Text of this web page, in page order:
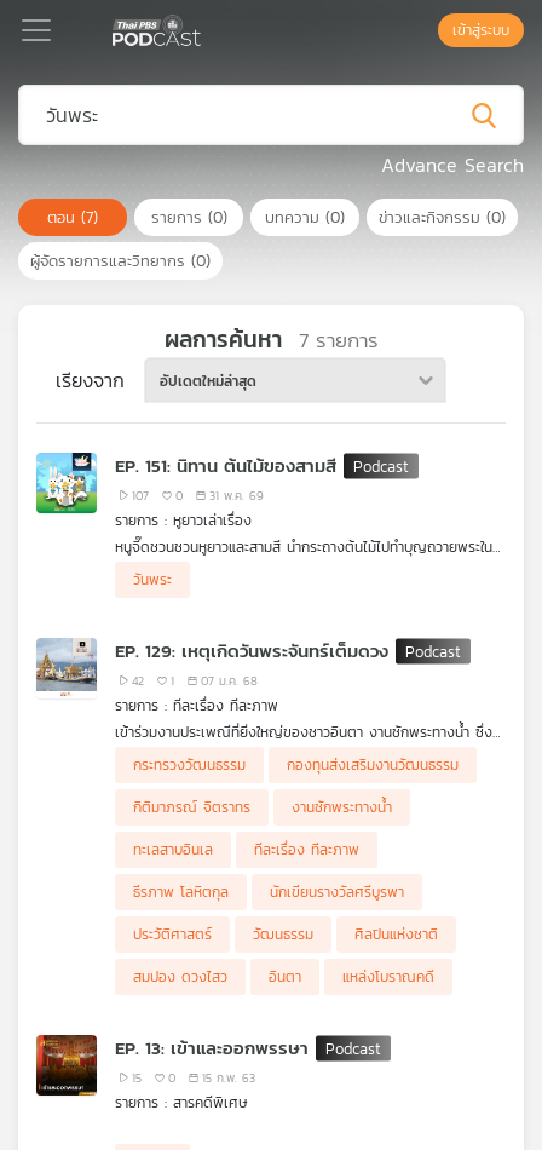
Podcast
เพล
ย์
ลิ
เพล
สต์
เพลง
เข้าสู่ระบบ
Advance Search
ตอน (7) รายการ (0) บทความ (0) ข่าวและกิจกรรม (0)
ผู้จัดรายการและวิทยากร (0)
ผลการค้นหา 7 รายการ
เรียงจาก อัปเดตใหม่ล่าสุด
EP. 151: นิทาน ต้นไม้ของสามสี
107 0 31 พ.ค. 69
รายการ : หูยาวเล่าเรื่อง
หนูจี๊ดชวนชวนหูยาวและสามสี นำกระถางต้นไม้ไปทำบุญถวายพระใน
วันพระ ระหว่างทางสามสีเผลอทำกระถางต้นไม้ตกแตก เขาเสียใจมาก
ครูตาโตเห็นเหตุการณ์ จึงนำแก้วพลาสติกใบใหญ่มาใส่ต้นไม้ของสาม
คนจึงมีต้นไม้ไปทำบุญร่วมกันอย่างมีความสุข และครูตาโตบอกว่า การ
ทำบุญที่ดีที่สุด ไม่ใช่แค่การถวายสิ่งของเท่านั้น แต่คือการรักษาจิตใจ
ให้บริสุทธิ์ มีเมตตา ก็ถือเป็นการทำบุญที่แท้จริง
วันพระ
EP. 129: เหตุเกิดวันพระจันทร์เต็มดวง
42 1 07 ม.ค. 68
รายการ : ทีละเรื่อง ทีละภาพ
เข้าร่วมงานประเพณีที่ยิ่งใหญ่ของชาวอินตา งานชักพระทางน้ำ ซึ่ง
เป็นการแห่พระบัวเข็มหรือพระผ่องต่ออู รอบทะเลสาบอินเล ในวันพระ
จันทร์เต็มดวง ชาวอินตาจะลงเรือพร้อมกันและพายเรือด้วยเท้าอย่าง
มีจังหวะ เพื่อนำพระพุทธรูปไปยังจุดหมายอย่างเอิกเกริกและสง่างาม
งานประเพณีนี้สะท้อนถึงความร่วมมือร่วมใจและความศรัทธาของชาว
อินตา ที่ยังคงรักษาและสืบทอดประเพณีนี้มาอย่างยาวนาน
มาร่วมสัมผัสบรรยากาศที่เต็มไปด้วยความศรัทธาและประเพณีที่
งดงามได้ใน #ทีละเรื่องทีละภาพ
ขอขอบคุณ ผู้สนับสนุนร่วม กองทุนส่งเสริมงานวัฒนธรรม กรมส่ง
เสริมวัฒนธรรม กระทรวงวัฒนธรรม ที่เป็นส่วนหนึ่งของการเดินทาง
กระทรวงวัฒนธรรม
กองทุนส่งเสริมงานวัฒนธรรม
กิติมาภรณ์ จิตราทร
งานชักพระทางน้ำ
ทะเลสาบอินเล
ทีละเรื่อง ทีละภาพ
ธีรภาพ โลหิตกุล
นักเขียนรางวัลศรีบูรพา
ประวัติศาสตร์
วัฒนธรรม
ศิลปินแห่งชาติ
สมปอง ดวงไสว
อินตา แหล่งโบราณคดี
EP. 13: เข้าและออกพรรษา
15 0 15 ก.พ. 63
รายการ : สารคดีพิเศษ